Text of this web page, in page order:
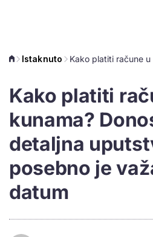
Istaknuto
Kako platiti
kunama?
detaljna
posebno je
datum